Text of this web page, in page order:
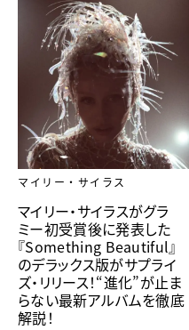
マイリー・サイラス
マイリー・サイラスがグラ
ミー初受賞後に発表した
『Something Beautiful』
のデラックス版がサプライ
ズ・リリース！“進化”が止ま
らない最新アルバムを徹底
解説！